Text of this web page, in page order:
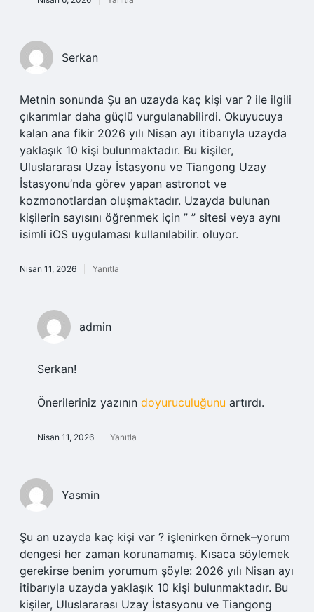
Serkan
Metnin sonunda Şu an uzayda kaç kişi var ? ile ilgili
çıkarımlar daha güçlü vurgulanabilirdi. Okuyucuya
kalan ana fikir 2026 yılı Nisan ayı itibarıyla uzayda
yaklaşık 10 kişi bulunmaktadır. Bu kişiler,
Uluslararası Uzay İstasyonu ve Tiangong Uzay
İstasyonu’nda görev yapan astronot ve
kozmonotlardan oluşmaktadır. Uzayda bulunan
kişilerin sayısını öğrenmek için ” ” sitesi veya aynı
isimli iOS uygulaması kullanılabilir. oluyor.
Nisan 11, 2026 Yanıtla
admin
Serkan!
Önerileriniz yazının doyuruculuğunu artırdı.
Nisan 11, 2026 Yanıtla
Yasmin
Şu an uzayda kaç kişi var ? işlenirken örnek–yorum
dengesi her zaman korunamamış. Kısaca söylemek
gerekirse benim yorumum şöyle: 2026 yılı Nisan ayı
itibarıyla uzayda yaklaşık 10 kişi bulunmaktadır. Bu
kişiler, Uluslararası Uzay İstasyonu ve Tiangong